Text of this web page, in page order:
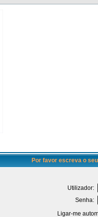
Por favor escreva o
Utilizador:
Senha:
Ligar-me